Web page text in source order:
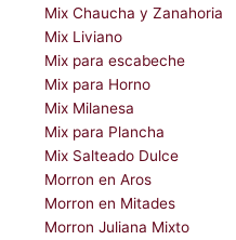
Mix Chaucha y Zanahoria
Mix Liviano
Mix para escabeche
Mix para Horno
Mix Milanesa
Mix para Plancha
Mix Salteado Dulce
Morron en Aros
Morron en Mitades
Morron Juliana Mixto